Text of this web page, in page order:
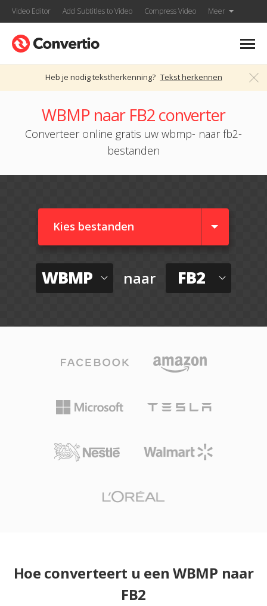
Video Editor Add Subtitles to Video Compress Video Meer
Heb je nodig tekstherkenning? Tekst herkennen
WBMP naar FB2 converter
Converteer online gratis uw wbmp- naar fb2-
bestanden
Kies bestanden
WBMP naar FB2
Hoe converteert u een WBMP naar
FB2